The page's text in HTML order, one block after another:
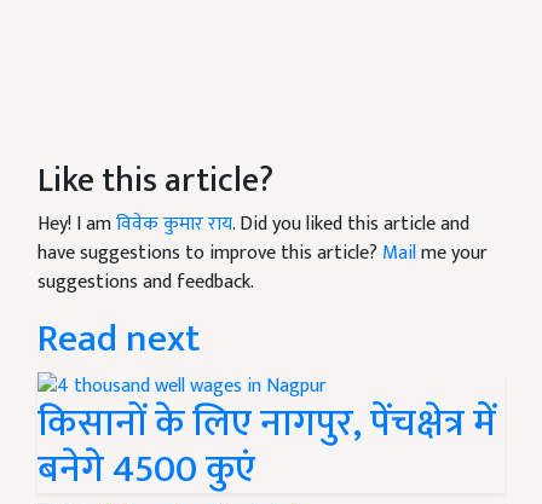
Like this article?
Hey! I amविवेक कुमार राय. Did you liked this article and
have suggestions to improve this article? Mailme your
suggestions and feedback.
Read next
किसानों के लिए नागपुर, पेंचक्षेत्र में
बनेगे 4500 कुएं